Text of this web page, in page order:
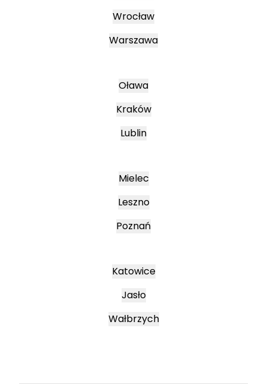
Wrocław
Warszawa
Oława
Kraków
Lublin
Mielec
Leszno
Poznań
Katowice
Jasło
Wałbrzych